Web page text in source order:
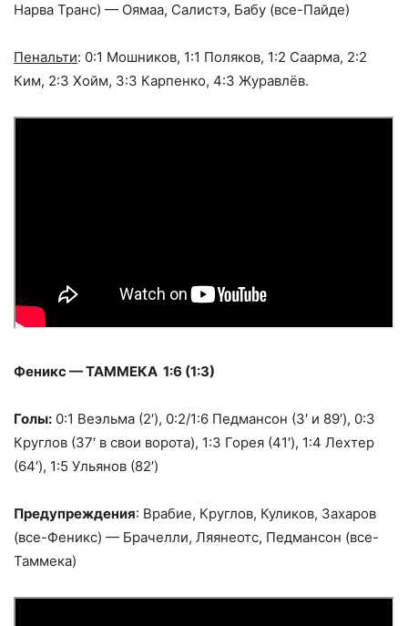
Нарва Транс) — Оямаа, Салистэ, Бабу (все-Пайде)
Пенальти: 0:1 Мошников, 1:1 Поляков, 1:2 Саарма, 2:2
Ким, 2:3 Хойм, 3:3 Карпенко, 4:3 Журавлёв.
Феникс — ТАММЕКА 1:6 (1:3)
Голы: 0:1 Веэльма (2′), 0:2/1:6 Педмансон (3′ и 89′), 0:3
Круглов (37′ в свои ворота), 1:3 Горея (41′), 1:4 Лехтер
(64′), 1:5 Ульянов (82′)
Предупреждения: Врабие, Круглов, Куликов, Захаров
(все-Феникс) — Брачелли, Ляянеотс, Педмансон (все-
Таммека)